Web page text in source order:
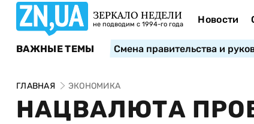
ЗЕРКАЛО НЕДЕЛИ
не подводим с 1994-го года Новости
ВАЖНЫЕ ТЕМЫ Смена правительства и
ГЛАВНАЯ ЭКОНОМИКА
НАЦВАЛЮТА